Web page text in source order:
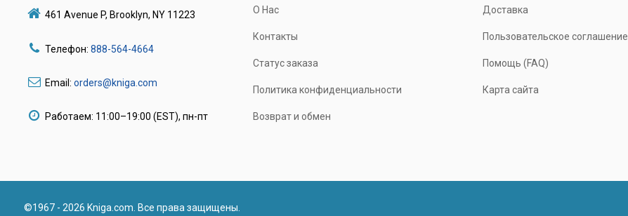
461 Avenue P, Brooklyn, NY 11223
Телефон: 888-564-4664
Email: orders@kniga.com
Работаем: 11:00–19:00 (EST), пн-пт
О Нас
Контакты
Статус заказа
Политика конфиденциальности
Возврат и обмен
Доставка
Пользовательское соглашение
Помощь (FAQ)
Карта сайта
©1967 - 2026 Kniga.com. Все права защищены.